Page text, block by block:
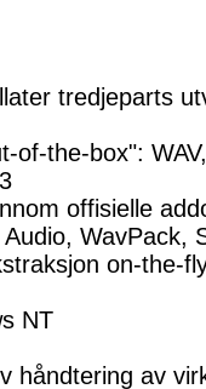
tredjeparts
of-the-box":
offisielle
WavPack,
on-the-
NT
håndtering av